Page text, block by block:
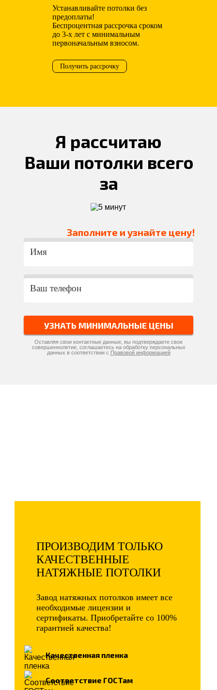
Устанавливайте потолки без
предоплаты!
Беспроцентная рассрочка сроком
до 3-х лет с минимальным
первоначальным взносом.
Получить рассрочку
Я рассчитаю
Ваши потолки всего
за
Заполните и узнайте цену!
УЗНАТЬ МИНИМАЛЬНЫЕ ЦЕНЫ
Оставляя свои контактные данные, вы подтверждаете свое
совершеннолетие, соглашаетесь на обработку персональных
данных в соответствии с Правовой информацией
ПРОИЗВОДИМ ТОЛЬКО
КАЧЕСТВЕННЫЕ
НАТЯЖНЫЕ ПОТОЛКИ
Завод натяжных потолков имеет все
необходимые лицензии и
сертификаты. Приобретайте со 100%
гарантией качества!
Качественная пленка
Соответствие ГОСТам